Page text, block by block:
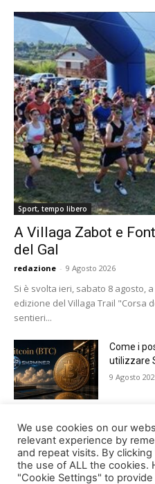
Sport, tempo libero
A Villaga Zabot e
del Gal
redazione - 9 Agosto 2026
Si è svolta ieri, sabato 8 agosto,
edizione del Villaga Trail "Corsa
sentieri...
Come i
utilizzare
9 Agosto
Tutto
Super 3
8 Agosto
We use cookies on our
relevant experience by
and repeat visits. By
the use of ALL the cookies.
"Cookie Settings" to